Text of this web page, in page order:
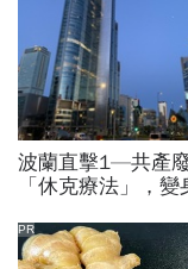
波蘭直擊1—共產
「休克療法」，變
花30年重新養活餵
PR